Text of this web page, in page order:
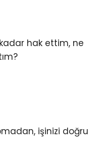
hak ettim, ne
işinizi doğru